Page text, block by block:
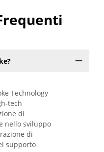
Technology
tech
di
nello sviluppo
di
supporto